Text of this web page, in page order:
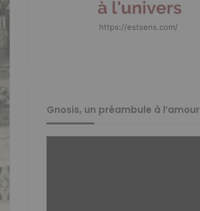
https://estsens.com/
Gnosis, un préambule à l’amour